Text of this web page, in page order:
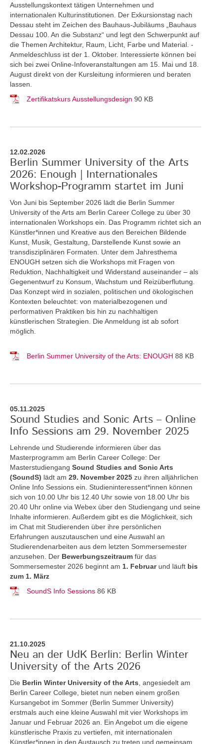
Ausstellungskontext tätigen Unternehmen und
internationalen Kulturinstitutionen. Der Exkursionstag nach
Dessau steht im Zeichen des Bauhaus-Jubiläums „Bauhaus
Dessau 100. An die Substanz“ und legt den Schwerpunkt auf
die Themen Architektur, Raum, Licht, Farbe und Material. -
Anmeldeschluss ist der 1. Oktober. Interessierte können bei
sich bei zwei Online-Infoveranstaltungen am 15. Mai und 18.
August direkt von der Kursleitung informieren und beraten
lassen.
Zertifikatskurs Ausstellungsdesign 90 KB
12.02.2026
Berlin Summer University of the Arts
2026: Enough | Internationales
Workshop-Programm startet im Juni
Von Juni bis September 2026 lädt die Berlin Summer
University of the Arts am Berlin Career College zu über 30
internationalen Workshops ein. Das Programm richtet sich an
Künstler*innen und Kreative aus den Bereichen Bildende
Kunst, Musik, Gestaltung, Darstellende Kunst sowie an
transdisziplinären Formaten. Unter dem Jahresthema
ENOUGH setzen sich die Workshops mit Fragen von
Reduktion, Nachhaltigkeit und Widerstand auseinander – als
Gegenentwurf zu Konsum, Wachstum und Reizüberflutung.
Das Konzept wird in sozialen, politischen und ökologischen
Kontexten beleuchtet: von materialbezogenen und
performativen Praktiken bis hin zu nachhaltigen
künstlerischen Strategien. Die Anmeldung ist ab sofort
möglich.
Berlin Summer University of the Arts: ENOUGH 88 KB
05.11.2025
Sound Studies and Sonic Arts – Online
Info Sessions am 29. November 2025
Lehrende und Studierende informieren über das
Masterprogramm am Berlin Career College: Der
Masterstudiengang Sound Studies and Sonic Arts
(SoundS) lädt am 29. November 2025 zu ihren alljährlichen
Online Info Sessions ein. Studieninteressent*innen können
sich von 10.00 Uhr bis 12.40 Uhr sowie von 18.00 Uhr bis
20.40 Uhr online via Webex über den Studiengang und seine
Inhalte informieren. Außerdem gibt es die Möglichkeit, sich
im Chat mit Studierenden über ihre persönlichen
Erfahrungen auszutauschen und eine Auswahl an
Studierendenarbeiten aus dem letzten Sommersemester
anzusehen. Der Bewerbungszeitraum für das
Sommersemester 2026 beginnt am 1. Februar und läuft bis
zum 1. März
SoundS Info Sessions 86 KB
21.10.2025
Neu an der UdK Berlin: Berlin Winter
University of the Arts 2026
Die Berlin Winter University of the Arts , angesiedelt am
Berlin Career College, bietet nun neben einem großen
Kursangebot im Sommer (Berlin Summer University)
erstmals auch eine kleine Auswahl mit vier Workshops im
Januar und Februar 2026 an. Ein Angebot um die eigene
künstlerische Praxis zu vertiefen, mit internationalen
Künstler*innen in den Austausch zu treten und gemeinsam